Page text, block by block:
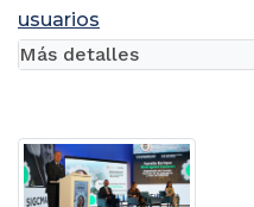
usuarios
Más detalles